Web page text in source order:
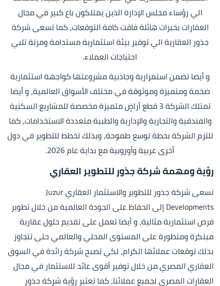
الي رؤساء مجلس الإدارة الذين يمتلكون باع كبير في مجال
العقارات بخبرات هائلة فاقت كافة التوقعات، كما تسعى شركة
جذور العقارية الي توفير بيئة استثمارية مستدامة ومرنة تلبي
احتياجات العملاء.
و أيضا تضمن استمرارية وجاذبية مشروعتها كواجهة استثمارية
ضخمة ومتميزة وموثوقة في مختلف الأسواق العالمية، و أيضا
تمتلك الشركة 3 قطع أراضٍ متميزة مخصصة للمشاريع السكنية
والفندقية والتجارية والإدارية والطبية متعددة الاستخدامات، كما
تلتزم الشركة بخطة توسع طموحة، وبذلك تخطط للتطوير في دول
أخرى عربية وأوروبية مع بداية عام 2026.
رؤية ومهمة شركة جذور للتطوير العقاري
تسعى شركة جذور للتطوير والاستثمار العقاري Juzur
Developments إلى الحفاظ على الجودة العالمية من خلال تطوير
فرص استثمارية مثالية، و أيضا تعمل على تقديم حلول عقارية
مبتكرة ومتطورة على المستوى المحلي والعالمي حتى تتجاوز
بذلك توقعات عملائها الكرام، لكي تصبح شركة رائدة في السوق
العقاري المصري من خلال توفير أقوى عائد للاستثمار في مجال
العقارات المصري لجميع عملائنا، كما تعتبر رؤية شركة جذور